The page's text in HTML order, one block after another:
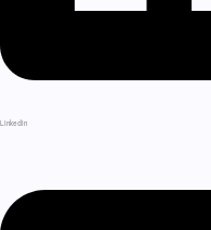
LinkedIn